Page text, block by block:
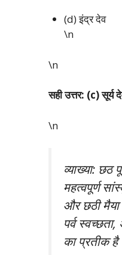
(d) इंद्र देव
\n
\n
सही उत्तर: (c) सूर्य
\n
व्याख्या: छठ
महत्वपूर्ण
और छठी
पर्व
का प्रतीक